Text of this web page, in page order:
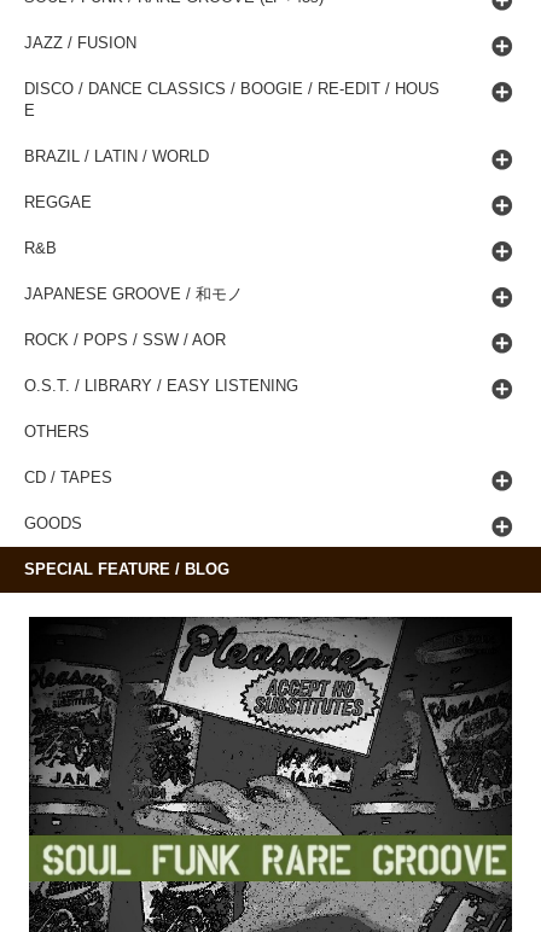
JAZZ / FUSION
DISCO / DANCE CLASSICS / BOOGIE / RE-EDIT / HOUS
E
BRAZIL / LATIN / WORLD
REGGAE
R&B
JAPANESE GROOVE / 和モノ
ROCK / POPS / SSW / AOR
O.S.T. / LIBRARY / EASY LISTENING
OTHERS
CD / TAPES
GOODS
SPECIAL FEATURE / BLOG